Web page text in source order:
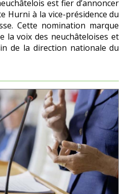
est fier d’annoncer
Hurni à la vice-présidence du
Cette nomination marque
la voix des neuchâteloises et
de la direction nationale du